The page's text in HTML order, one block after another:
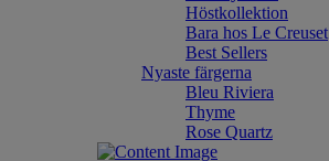
Höstkollektion
Bara hos Le Creuset
Best Sellers
Nyaste färgerna
Bleu Riviera
Thyme
Rose Quartz